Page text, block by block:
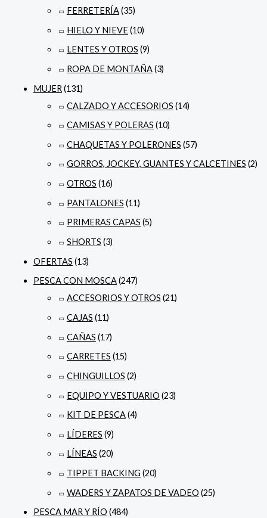
FERRETERÍA(35)
HIELO Y NIEVE(10)
LENTES Y OTROS (9)
ROPA DE MONTAÑA(3)
MUJER(131)
CALZADO Y ACCESORIOS (14)
CAMISAS Y POLERAS (10)
CHAQUETAS Y POLERONES (57)
GORROS, JOCKEY, GUANTES Y CALCETINES (2)
OTROS (16)
PANTALONES (11)
PRIMERAS CAPAS (5)
SHORTS (3)
OFERTAS (13)
PESCA CON MOSCA(247)
ACCESORIOS Y OTROS (21)
CAJAS (11)
CAÑAS (17)
CARRETES (15)
CHINGUILLOS (2)
EQUIPO Y VESTUARIO (23)
KIT DE PESCA(4)
LÍDERES (9)
LÍNEAS (20)
TIPPET BACKING (20)
WADERS Y ZAPATOS DE VADEO (25)
PESCA MAR Y RÍO (484)